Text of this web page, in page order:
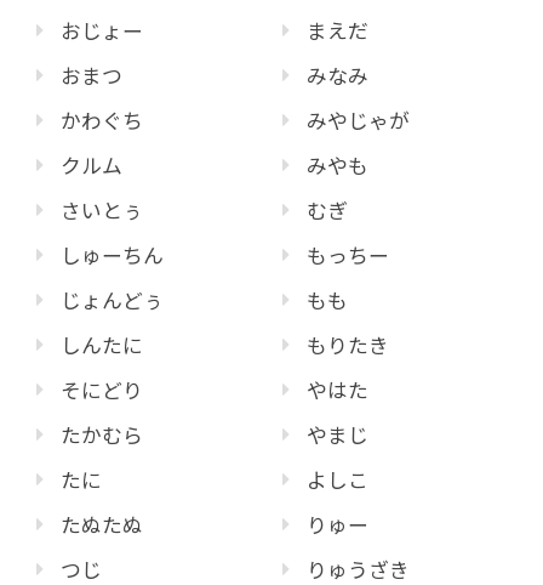
おじょー
おまつ
かわぐち
クルム
さいとぅ
しゅーちん
じょんどぅ
しんたに
そにどり
たかむら
たに
たぬたぬ
つじ
まえだ
みなみ
みやじゃが
みやも
むぎ
もっちー
もも
もりたき
やはた
やまじ
よしこ
りゅー
りゅうざき